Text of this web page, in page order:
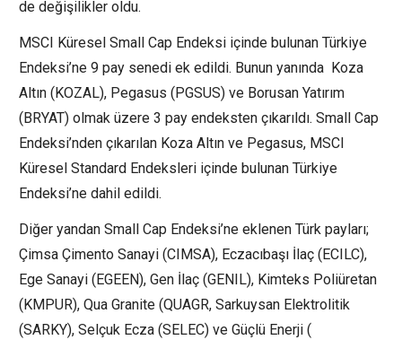
de değişilikler oldu.
MSCI Küresel Small Cap Endeksi içinde bulunan Türkiye
Endeksi’ne 9 pay senedi ek edildi. Bunun yanında Koza
Altın ( KOZAL), Pegasus ( PGSUS) ve Borusan Yatırım
( BRYAT) olmak üzere 3 pay endeksten çıkarıldı. Small Cap
Endeksi’nden çıkarılan Koza Altın ve Pegasus, MSCI
Küresel Standard Endeksleri içinde bulunan Türkiye
Endeksi’ne dahil edildi.
Diğer yandan Small Cap Endeksi’ne eklenen Türk payları;
Çimsa Çimento Sanayi (CIMSA), Eczacıbaşı İlaç ( ECILC),
Ege Sanayi ( EGEEN), Gen İlaç (GENIL), Kimteks Poliüretan
( KMPUR), Qua Granite (QUAGR, Sarkuysan Elektrolitik
(SARKY), Selçuk Ecza (SELEC) ve Güçlü Enerji (